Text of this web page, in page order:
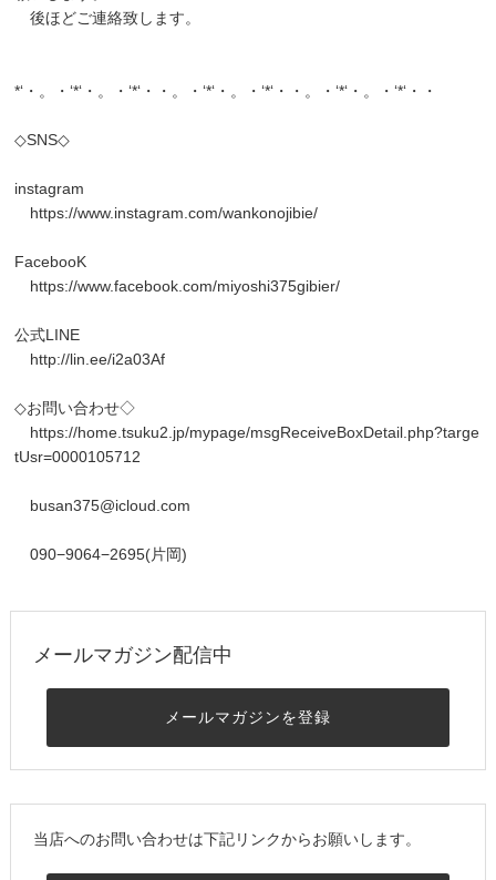
後ほどご連絡致します。
*‘・。・‘*‘・。・‘*‘・・。・‘*‘・。・‘*‘・・。・‘*‘・。・‘*‘・・
◇SNS◇
instagram
https://www.instagram.com/wankonojibie/
FacebooK
https://www.facebook.com/miyoshi375gibier/
公式LINE
http://lin.ee/i2a03Af
◇お問い合わせ◇
https://home.tsuku2.jp/mypage/msgReceiveBoxDetail.php?targe
tUsr=0000105712
busan375@icloud.com
090−9064−2695(片岡)
メールマガジン配信中
メールマガジンを登録
当店へのお問い合わせは下記リンクからお願いします。